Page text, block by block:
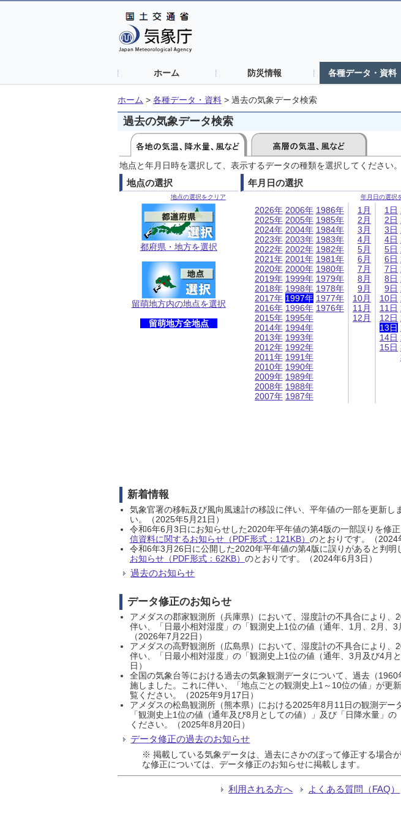
ホーム 防災情報 各種データ・資料
ホーム > 各種データ・資料 > 過去の気象データ検索
過去の気象データ検索
地点と年月日時を選択して、表示するデータの種類を選択してください。
地点の選択
地点の選択をクリア
都府県・地方を選択
留萌地方内の地点を選択
留萌地方全地点
年月日の選択
年月日の選択
2026年
2025年
2024年
2023年
2022年
2021年
2020年
2019年
2018年
2017年
2016年
2015年
2014年
2013年
2012年
2011年
2010年
2009年
2008年
2007年
2006年
2005年
2004年
2003年
2002年
2001年
2000年
1999年
1998年
1997年
1996年
1995年
1994年
1993年
1992年
1991年
1990年
1989年
1988年
1987年
1986年
1985年
1984年
1983年
1982年
1981年
1980年
1979年
1978年
1977年
1976年
1月
2月
3月
4月
5月
6月
7月
8月
9月
10月
11月
12月
1日
2日
3日
4日
5日
6日
7日
8日
9日
10日
11日
12日
13日
14日
15日
新着情報
気象官署の移転及び風向風速計の移設に伴い、平年値の一部を更新し
い。（2025年5月21日）
令和6年6月3日にお知らせした2020年平年値の第4版の一部誤りを修
信資料に関するお知らせ（PDF形式：121KB） のとおりです。（2024
令和6年3月26日に公開した2020年平年値の第4版に誤りがあると判
お知らせ（PDF形式：62KB） のとおりです。（2024年6月3日）
過去のお知らせ
データ修正のお知らせ
アメダスの郡家観測所（兵庫県）において、湿度計の不具合により
伴い、「日最小相対湿度」の「観測史上1位の値（通年、1月、2月、
（2026年7月22日）
アメダスの高野観測所（広島県）において、湿度計の不具合により
伴い、「日最小相対湿度」の「観測史上1位の値（通年、3月及び4月
日）
全国の気象台等における過去の気象観測データについて、過去（
施しました。これに伴い、「地点ごとの観測史上1～10位の値」が更
覧ください。（2025年9月17日）
アメダスの松島観測所（熊本県）における2025年8月11日の観測デ
「観測史上1位の値（通年及び8月としての値）」及び「日降水量」
ください。（2025年8月20日）
データ修正の過去のお知らせ
※ 掲載している気象データは、過去にさかのぼって修正する場合
な修正については、データ修正のお知らせに掲載します。
利用される方へ よくある質問（FAQ）